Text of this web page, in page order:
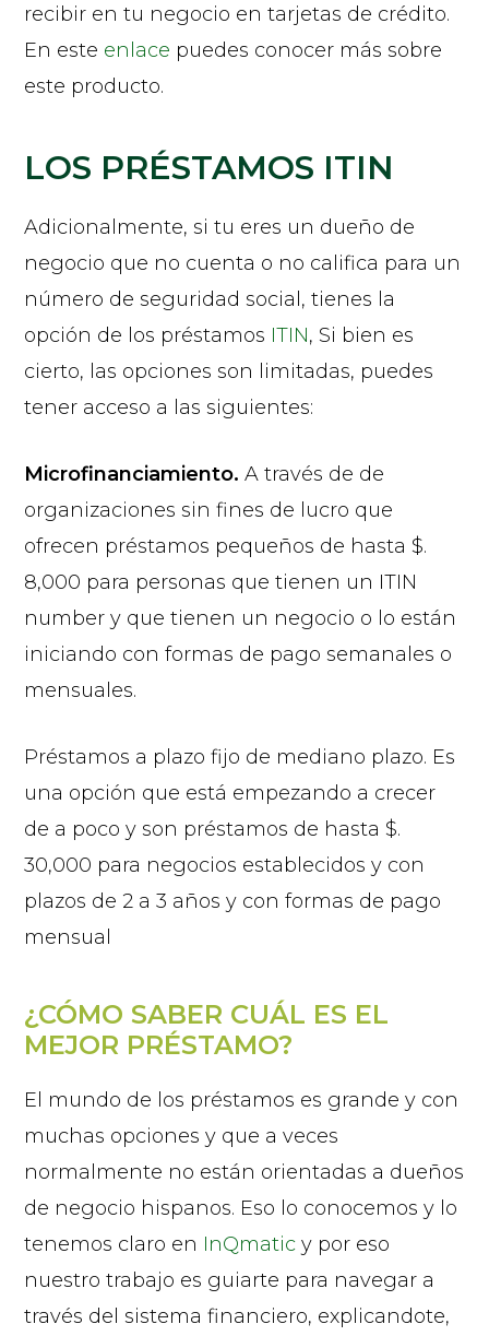
recibir en tu negocio en tarjetas de crédito.
En este enlace puedes conocer más sobre
este producto.
LOS PRÉSTAMOS ITIN
Adicionalmente, si tu eres un dueño de
negocio que no cuenta o no califica para un
número de seguridad social, tienes la
opción de los préstamos ITIN, Si bien es
cierto, las opciones son limitadas, puedes
tener acceso a las siguientes:
Microfinanciamiento.A través de de
organizaciones sin fines de lucro que
ofrecen préstamos pequeños de hasta $.
8,000 para personas que tienen un ITIN
number y que tienen un negocio o lo están
iniciando con formas de pago semanales o
mensuales.
Préstamos a plazo fijo de mediano plazo. Es
una opción que está empezando a crecer
de a poco y son préstamos de hasta $.
30,000 para negocios establecidos y con
plazos de 2 a 3 años y con formas de pago
mensual
¿CÓMO SABER CUÁL ES EL
MEJOR PRÉSTAMO?
El mundo de los préstamos es grande y con
muchas opciones y que a veces
normalmente no están orientadas a dueños
de negocio hispanos. Eso lo conocemos y lo
tenemos claro en InQmatic y por eso
nuestro trabajo es guiarte para navegar a
través del sistema financiero, explicandote,